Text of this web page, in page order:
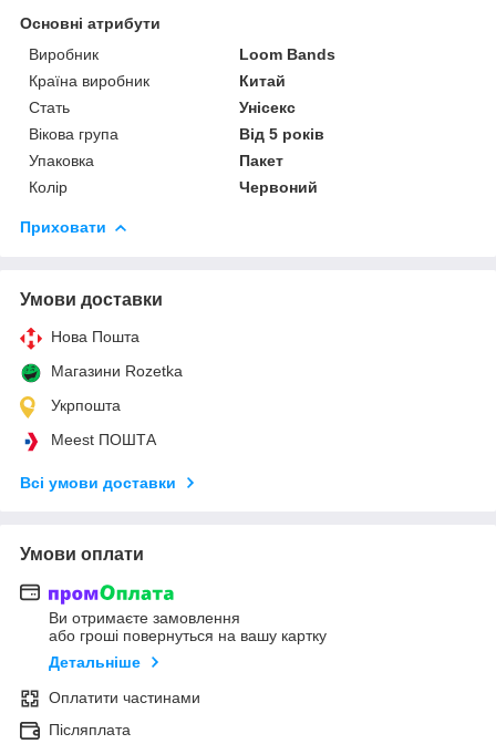
Основні атрибути
Виробник
Loom Bands
Країна виробник
Китай
Стать
Унісекс
Вікова група
Від 5 років
Упаковка
Пакет
Колір
Червоний
Приховати
Умови доставки
Нова Пошта
Магазини Rozetka
Укрпошта
Meest ПОШТА
Всі умови доставки
Умови оплати
Ви отримаєте замовлення
або гроші повернуться на вашу картку
Детальніше
Оплатити частинами
Післяплата